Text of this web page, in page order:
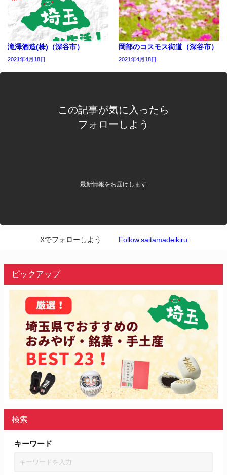
滝澤酒造(株)（深谷市）
2021年4月18日
岡部のコスモス街道（深谷市）
2021年4月18日
この記事が気に入ったら
フォローしよう
最新情報をお届けします
Xでフォローしよう Follow saitamadeikiru
ピックアップ
検索
キーワード